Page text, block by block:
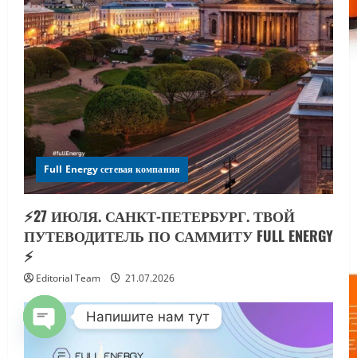
Full Energy сетевая компания
⚡️27 ИЮЛЯ. САНКТ-ПЕТЕРБУРГ. ТВОЙ
ПУТЕВОДИТЕЛЬ ПО САММИТУ FULL ENERGY
⚡️
Editorial Team 21.07.2026
Напишите нам тут
OPEN